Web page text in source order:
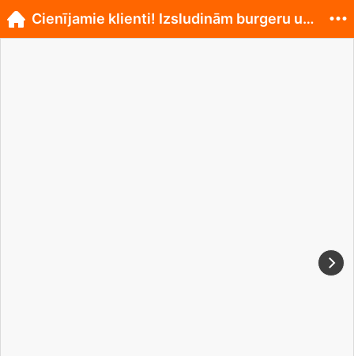
Cienījamie klienti! Izsludinām burgeru un torti...